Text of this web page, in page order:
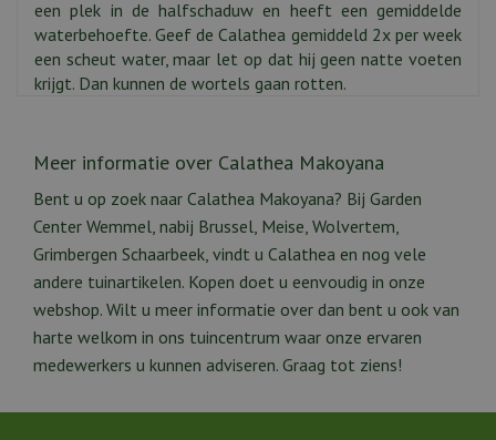
een plek in de halfschaduw en heeft een gemiddelde
waterbehoefte. Geef de Calathea gemiddeld 2x per week
een scheut water, maar let op dat hij geen natte voeten
krijgt. Dan kunnen de wortels gaan rotten.
Meer informatie over Calathea Makoyana
Bent u op zoek naar Calathea Makoyana? Bij Garden
Center Wemmel, nabij Brussel, Meise, Wolvertem,
Grimbergen Schaarbeek, vindt u Calathea en nog vele
andere tuinartikelen. Kopen doet u eenvoudig in onze
webshop. Wilt u meer informatie over dan bent u ook van
harte welkom in ons tuincentrum waar onze ervaren
medewerkers u kunnen adviseren. Graag tot ziens!